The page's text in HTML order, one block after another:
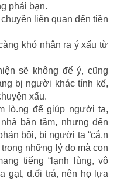
phải bạn.
liên quan đến tiền
khó nhận ra ý xấu từ
sẽ không để ý, cũng
bị người khác tính kế,
xấu.
lò.ng để giúp người ta,
bận tâm, nhưng đến
bội, bị người ta “cắ.n
những lý do mà con
tiếng “lạnh lùng, vô
gạt, d.ối trá, nên họ lựa